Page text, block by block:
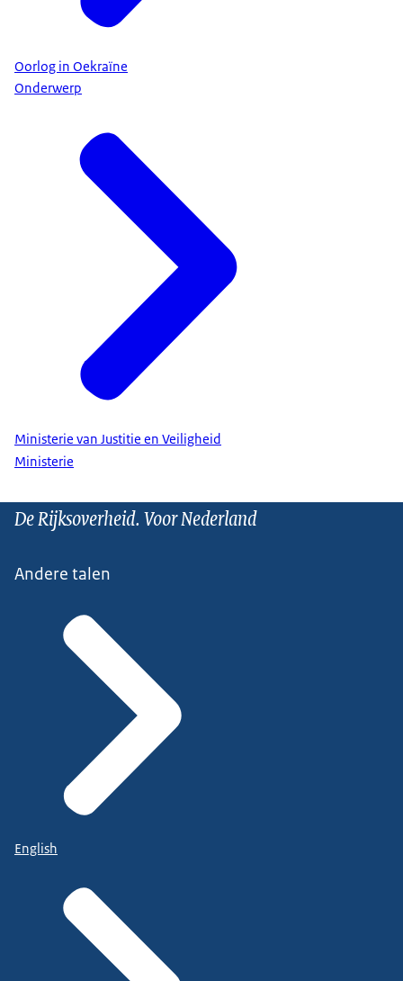
Oorlog in Oekraïne
Onderwerp
Ministerie van Justitie en Veiligheid
Ministerie
De Rijksoverheid. Voor Nederland
Andere talen
English